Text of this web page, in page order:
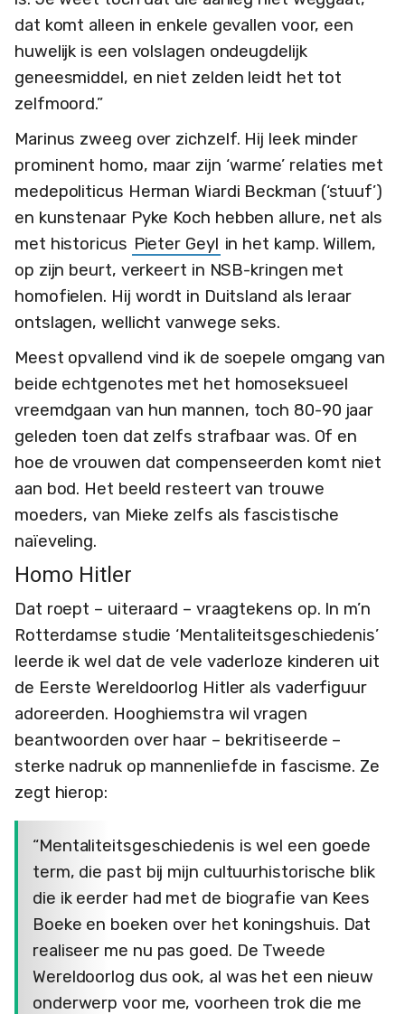
dat komt alleen in enkele gevallen voor, een
huwelijk is een volslagen ondeugdelijk
geneesmiddel, en niet zelden leidt het tot
zelfmoord.”
Marinus zweeg over zichzelf. Hij leek minder
prominent homo, maar zijn ‘warme’ relaties met
medepoliticus Herman Wiardi Beckman (‘stuuf’)
en kunstenaar Pyke Koch hebben allure, net als
met historicus Pieter Geyl in het kamp. Willem,
op zijn beurt, verkeert in NSB-kringen met
homofielen. Hij wordt in Duitsland als leraar
ontslagen, wellicht vanwege seks.
Meest opvallend vind ik de soepele omgang van
beide echtgenotes met het homoseksueel
vreemdgaan van hun mannen, toch 80-90 jaar
geleden toen dat zelfs strafbaar was. Of en
hoe de vrouwen dat compenseerden komt niet
aan bod. Het beeld resteert van trouwe
moeders, van Mieke zelfs als fascistische
naïeveling.
Homo Hitler
Dat roept – uiteraard – vraagtekens op. In m’n
Rotterdamse studie ‘Mentaliteitsgeschiedenis’
leerde ik wel dat de vele vaderloze kinderen uit
de Eerste Wereldoorlog Hitler als vaderfiguur
adoreerden. Hooghiemstra wil vragen
beantwoorden over haar – bekritiseerde –
sterke nadruk op mannenliefde in fascisme. Ze
zegt hierop:
“Mentaliteitsgeschiedenis is wel een goede
term, die past bij mijn cultuurhistorische blik
die ik eerder had met de biografie van Kees
Boeke en boeken over het koningshuis. Dat
realiseer me nu pas goed. De Tweede
Wereldoorlog dus ook, al was het een nieuw
onderwerp voor me, voorheen trok die me